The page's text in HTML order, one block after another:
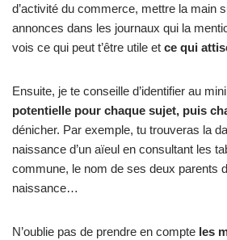
d’activité du commerce, mettre la main
annonces dans les journaux qui la
vois ce qui peut t’être utile et ce qui
Ensuite, je te conseille d’identifier au
potentielle pour chaque sujet, puis
dénicher. Par exemple, tu trouveras la
naissance d’un aïeul en consultant les
commune, le nom de ses deux parents
naissance…
N’oublie pas de prendre en compte les